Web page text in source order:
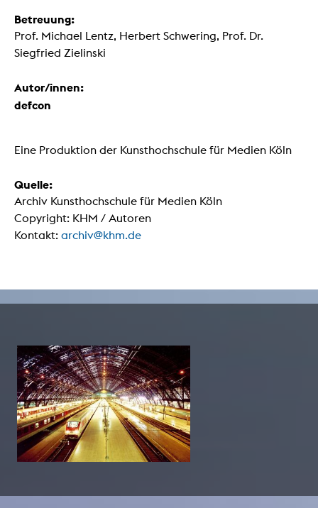
Betreuung:
Prof. Michael Lentz, Herbert Schwering, Prof. Dr.
Siegfried Zielinski
Autor/innen:
defcon
Eine Produktion der Kunsthochschule für Medien Köln
Quelle:
Archiv Kunsthochschule für Medien Köln
Copyright: KHM / Autoren
Kontakt: archiv@khm.de